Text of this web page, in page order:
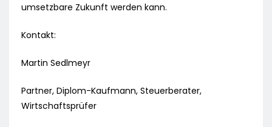
umsetzbare Zukunft werden kann.
Kontakt:
Martin Sedlmeyr
Partner, Diplom-Kaufmann, Steuerberater,
Wirtschaftsprüfer